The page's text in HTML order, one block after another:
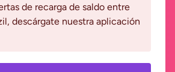
de recarga de saldo entre
descárgate nuestra aplicación